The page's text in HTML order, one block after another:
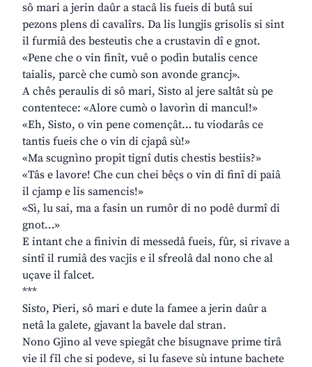
sô mari a jerin daûr a stacâ lis fueis di butâ sui
pezons plens di cavalîrs. Da lis lungjis grisolis si sint
il furmiâ des besteutis che a crustavin dî e gnot.
«Pene che o vin finît, vuê o podìn butalis cence
taialis, parcè che cumò son avonde grancj».
A chês peraulis di sô mari, Sisto al jere saltât sù pe
contentece: «Alore cumò o lavorìn di mancul!»
«Eh, Sisto, o vin pene començât… tu viodarâs ce
tantis fueis che o vin di cjapâ sù!»
«Ma scugnìno propit tignî dutis chestis bestiis?»
«Tâs e lavore! Che cun chei bêçs o vin di finî di paiâ
il cjamp e lis samencis!»
«Sì, lu sai, ma a fasin un rumôr di no podê durmî di
gnot…»
E intant che a finivin di messedâ fueis, fûr, si rivave a
sintî il rumiâ des vacjis e il sfreolâ dal nono che al
uçave il falcet.
***
Sisto, Pieri, sô mari e dute la famee a jerin daûr a
netâ la galete, gjavant la bavele dal stran.
Nono Gjino al veve spiegât che bisugnave prime tirâ
vie il fîl che si podeve, si lu faseve sù intune bachete